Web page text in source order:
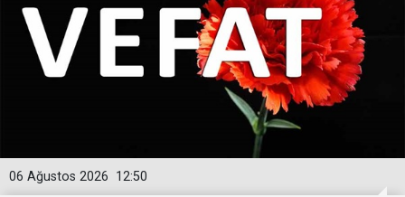
12:50
06 Ağustos 2026